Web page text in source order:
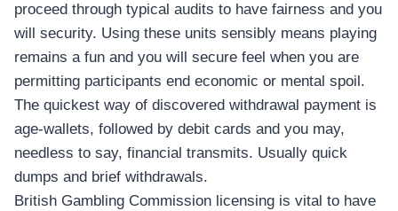
proceed through typical audits to have fairness and you
will security. Using these units sensibly means playing
remains a fun and you will secure feel when you are
permitting participants end economic or mental spoil.
The quickest way of discovered withdrawal payment is
age-wallets, followed by debit cards and you may,
needless to say, financial transmits. Usually quick
dumps and brief withdrawals.
British Gambling Commission licensing is vital to have